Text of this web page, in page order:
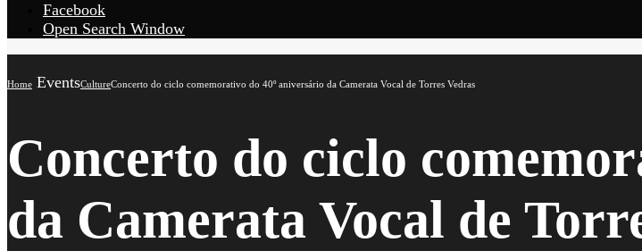
Facebook
Open Search Window
Home EventsCultureConcerto do ciclo comemorativo do 40º aniversário da Camerata Vocal de Torres Vedras
Concerto do ciclo
da Camerata Vocal de